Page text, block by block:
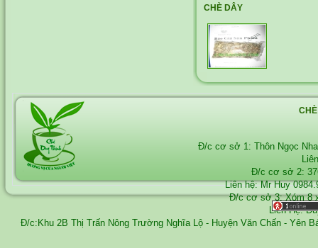
CHÈ DÂY
Đ/c cơ sở 1: Thôn Ngọc
Đ/c cơ sở 2:
Liên hệ: Mr Huy
Đ/c cơ sở 3: Xóm 8
Liên Hệ:
Đ/c:Khu 2B Thị Trấn Nông Trường Nghĩa Lộ - Huyện Văn Chấn - Yên